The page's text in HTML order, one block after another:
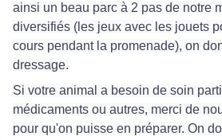
ainsi un beau parc à 2 pas de notre
diversifiés (les jeux avec les jouets
cours pendant la promenade), on
dressage.
Si votre animal a besoin de soin
médicaments ou autres, merci de
pour qu'on puisse en préparer. On